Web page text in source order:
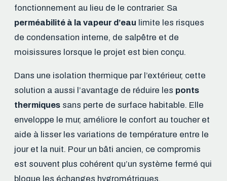
fonctionnement au lieu de le contrarier. Sa
perméabilité à la vapeur d’eau limite les risques
de condensation interne, de salpêtre et de
moisissures lorsque le projet est bien conçu.
Dans une isolation thermique par l’extérieur, cette
solution a aussi l’avantage de réduire les ponts
thermiques sans perte de surface habitable. Elle
enveloppe le mur, améliore le confort au toucher et
aide à lisser les variations de température entre le
jour et la nuit. Pour un bâti ancien, ce compromis
est souvent plus cohérent qu’un système fermé qui
bloque les échanges hygrométriques.